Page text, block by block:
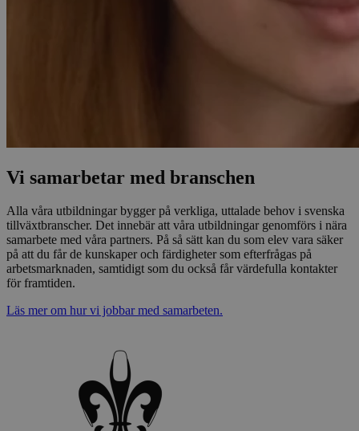
Vi samarbetar med branschen
Alla våra utbildningar bygger på verkliga, uttalade behov i svenska
tillväxtbranscher. Det innebär att våra utbildningar genomförs i nära
samarbete med våra partners. På så sätt kan du som elev vara säker
på att du får de kunskaper och färdigheter som efterfrågas på
arbetsmarknaden, samtidigt som du också får värdefulla kontakter
för framtiden.
Läs mer om hur vi jobbar med samarbeten.